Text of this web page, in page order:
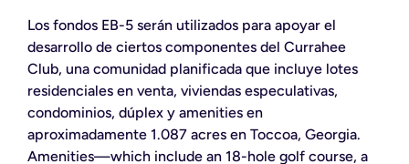
Los fondos EB-5 serán utilizados para apoyar el
desarrollo de ciertos componentes del Currahee
Club, una comunidad planificada que incluye lotes
residenciales en venta, viviendas especulativas,
condominios, dúplex y amenities en
aproximadamente 1.087 acres en Toccoa, Georgia.
Amenities—which include an 18-hole golf course, a